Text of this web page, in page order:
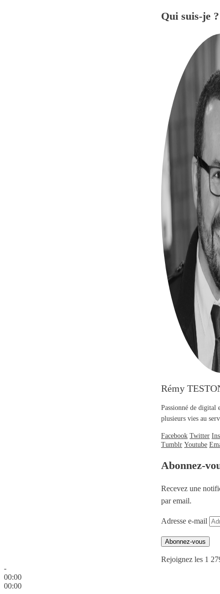
Qui suis-je ?
Rémy
Passionné de digital
plusieurs vies au
Facebook Twitter
Tumblr Youtube
Abonnez-
Recevez une
par email.
Adresse e-mail
Abonnez-vous
Rejoignez les 1
-
00:00
00:00